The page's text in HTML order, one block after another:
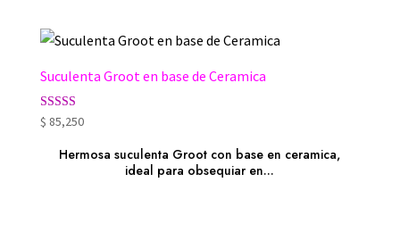
Suculenta Groot en base de Ceramica
Valorado
con
de 5
$ 85,250
Hermosa suculenta Groot con base en ceramica,
ideal para obsequiar en...